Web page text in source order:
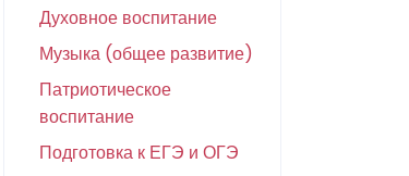
Духовное воспитание
Музыка (общее развитие)
Патриотическое
воспитание
Подготовка к ЕГЭ и ОГЭ